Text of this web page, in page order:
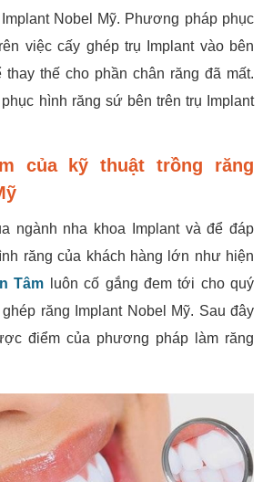
Nobel Mỹ. Phương pháp phục
việc cấy ghép trụ Implant vào bên
thế cho phần chân răng đã mất.
hình răng sứ bên trên trụ Implant
của kỹ thuật trồng răng
ngành nha khoa Implant và để đáp
răng của khách hàng lớn như hiện
Tâm luôn cố gắng đem tới cho quý
răng Implant Nobel Mỹ. Sau đây
điểm của phương pháp làm răng